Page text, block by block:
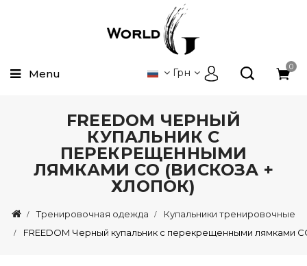
0
Грн
Menu
FREEDOM ЧЕРНЫЙ
КУПАЛЬНИК С
ПЕРЕКРЕЩЕННЫМИ
ЛЯМКАМИ CO (ВИСКОЗА +
ХЛОПОК)
Тренировочная одежда
Купальники тренировочные
FREEDOM Черный купальник с перекрещенными лямками